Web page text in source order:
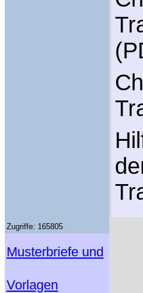
Zugriffe: 165805
Musterbriefe und
Vorlagen